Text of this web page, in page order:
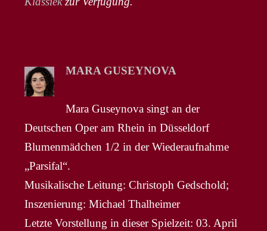
MARA GUSEYNOVA
Mara Guseynova singt an der
Deutschen Oper am Rhein in Düsseldorf
Blumenmädchen 1/2 in der Wiederaufnahme
„Parsifal“.
Musikalische Leitung: Christoph Gedschold;
Inszenierung: Michael Thalheimer
Letzte Vorstellung in dieser Spielzeit: 03. April